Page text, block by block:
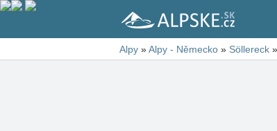
Alpy »Alpy - Německo » Söllereck »